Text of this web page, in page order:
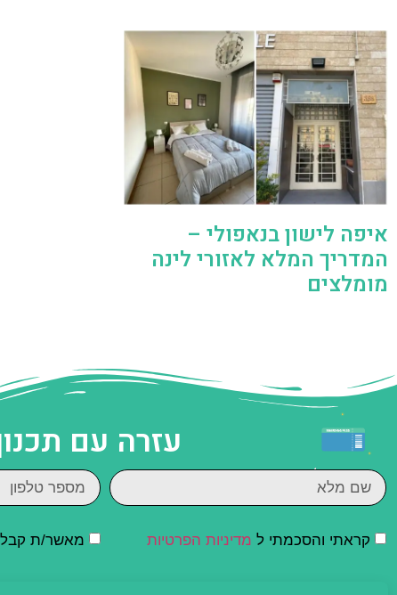
איפה לישון בנאפולי –
המדריך המלא לאזורי לינה
מומלצים
עזרה עם
קראתי והסכמתי ל מדיניות הפרטיות מאשר/ת קבלת